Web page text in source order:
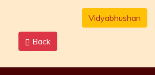
Vidyabhushan
Back